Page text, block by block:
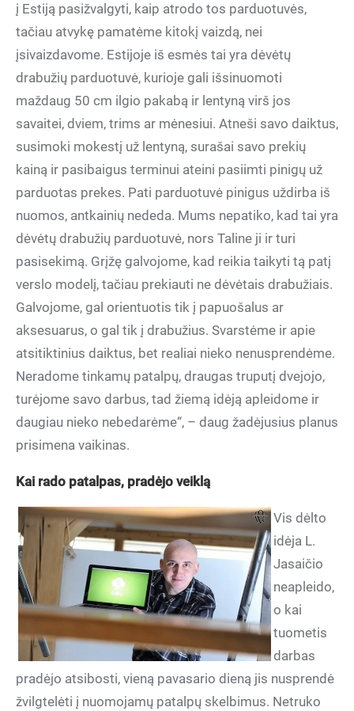
į Estiją pasižvalgyti, kaip atrodo tos parduotuvės,
tačiau atvykę pamatėme kitokį vaizdą, nei
įsivaizdavome. Estijoje iš esmės tai yra dėvėtų
drabužių parduotuvė, kurioje gali išsinuomoti
maždaug 50 cm ilgio pakabą ir lentyną virš jos
savaitei, dviem, trims ar mėnesiui. Atneši savo daiktus,
susimoki mokestį už lentyną, surašai savo prekių
kainą ir pasibaigus terminui ateini pasiimti pinigų už
parduotas prekes. Pati parduotuvė pinigus uždirba iš
nuomos, antkainių nededa. Mums nepatiko, kad tai yra
dėvėtų drabužių parduotuvė, nors Taline ji ir turi
pasisekimą. Grįžę galvojome, kad reikia taikyti tą patį
verslo modelį, tačiau prekiauti ne dėvėtais drabužiais.
Galvojome, gal orientuotis tik į papuošalus ar
aksesuarus, o gal tik į drabužius. Svarstėme ir apie
atsitiktinius daiktus, bet realiai nieko nenusprendėme.
Neradome tinkamų patalpų, draugas truputį dvejojo,
turėjome savo darbus, tad žiemą idėją apleidome ir
daugiau nieko nebedarėme“, – daug žadėjusius planus
prisimena vaikinas.
Kai rado patalpas, pradėjo veiklą
Vis dėlto
idėja L.
Jasaičio
neapleido,
o kai
tuometis
darbas
pradėjo atsibosti, vieną pavasario dieną jis nusprendė
žvilgtelėti į nuomojamų patalpų skelbimus. Netruko